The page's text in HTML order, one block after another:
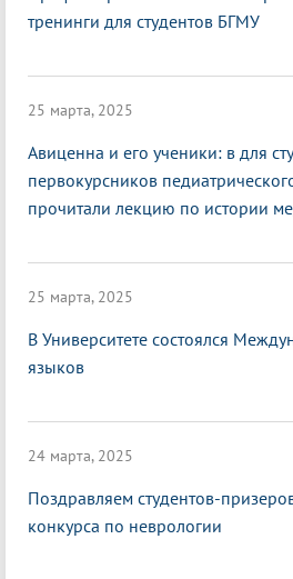
тренинги для студентов БГМУ
25 марта, 2025
Авиценна и его ученики: в для
первокурсников
прочитали лекцию по истории
25 марта, 2025
В Университете состоялся
языков
24 марта, 2025
Поздравляем студентов-
конкурса по неврологии